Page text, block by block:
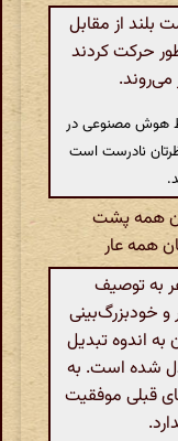
بلند از مقابل
حرکت کردند
می‌روند.
هوش مصنوعی در
نادرست است
همه پشت
همه عار
به توصیف
و خودبزرگ‌بینی
اندوه تبدیل
شده است. به
قبلی موفقیت